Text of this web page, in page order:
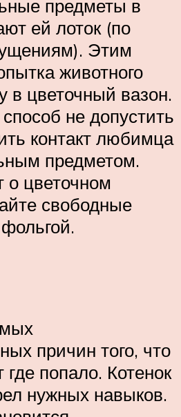
предметы в
ей лоток (по
Этим
животного
в цветочный вазон.
не допустить
контакт любимца
предметом.
о цветочном
свободные
причин того, что
где попало. Котенок
нужных навыков.